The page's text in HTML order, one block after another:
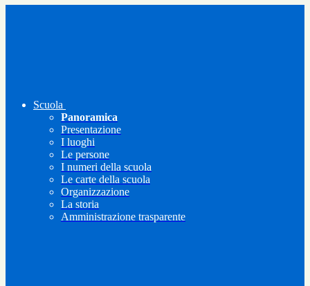
Scuola
Panoramica
Presentazione
I luoghi
Le persone
I numeri della scuola
Le carte della scuola
Organizzazione
La storia
Amministrazione trasparente